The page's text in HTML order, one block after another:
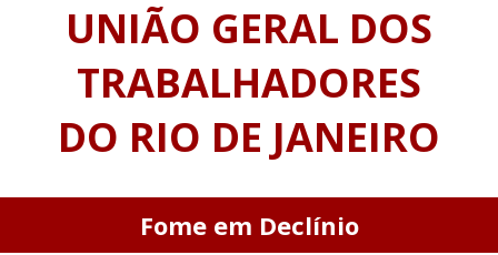
UNIÃO GERAL DOS
TRABALHADORES
DO RIO DE JANEIRO
Fome em Declínio